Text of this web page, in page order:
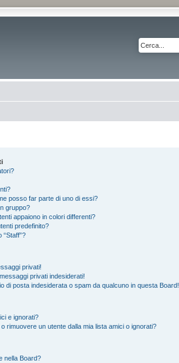
posso far parte di uno di essi?
gruppo?
appaiono in colori differenti?
predefinito?
“Staff”?
privati!
privati indesiderati!
di posta indesiderata o spam da qualcuno in questa Board!
e ignorati?
rimuovere un utente dalla mia lista amici o ignorati?
nella Board?